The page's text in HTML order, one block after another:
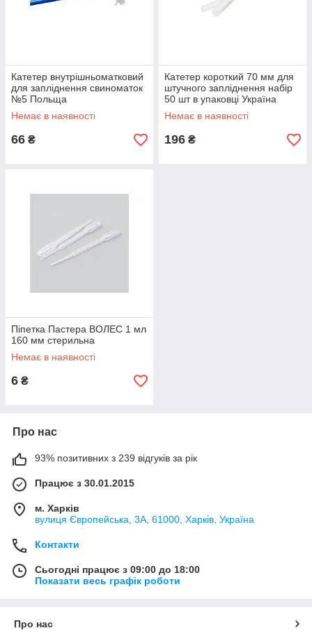
Катетер внутрішньоматковий
для запліднення свиноматок
№5 Польща
Немає в наявності
66 ₴
Катетер короткий 70 мм для
штучного запліднення набір
50 шт в упаковці Україна
Немає в наявності
196 ₴
Піпетка Пастера ВОЛЕС 1 мл
160 мм стерильна
Немає в наявності
6 ₴
Про нас
93% позитивних з 239 відгуків за рік
Працює з 30.01.2015
м. Харків
вулиця Європейська, 3А, 61000, Харків, Україна
Контакти
Сьогодні працює з 09:00 до 18:00
Показати весь графік роботи
Про нас